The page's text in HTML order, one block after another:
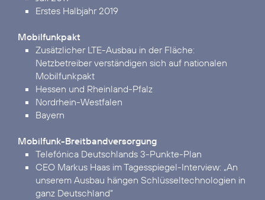
Erstes Halbjahr 2019
Mobilfunkpakt
Zusätzlicher LTE-Ausbau in der Fläche:
Netzbetreiber verständigen sich auf nationalen
Mobilfunkpakt
Hessen und Rheinland-Pfalz
Nordrhein-Westfalen
Bayern
Mobilfunk-Breitbandversorgung
Telefónica Deutschlands 3-Punkte-Plan
CEO Markus Haas im Tagesspiegel-Interview: „An
unserem Ausbau hängen Schlüsseltechnologien in
ganz Deutschland“